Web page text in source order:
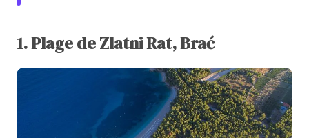
1. Plage de Zlatni Rat, Brać